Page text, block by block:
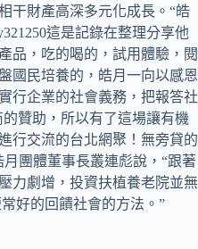
干財產高深多元化成長。“皓
這是記錄在整理分享他
品，吃的喝的，試用體驗，閱
國民培養的，皓月一向以感恩
行企業的社會義務，把報答社
贊助，所以有了這場讓有機
行交流的台北網聚！無旁貸的
團體董事長叢連彪說，“跟著
力劇增，投資扶植養老院並無
好的回饋社會的方法。”